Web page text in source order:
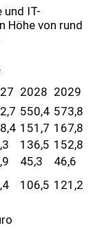
und IT-
Höhe von rund
2028 2029
550,4 573,8
151,7 167,8
136,5 152,8
45,3
46,6
106,5 121,2